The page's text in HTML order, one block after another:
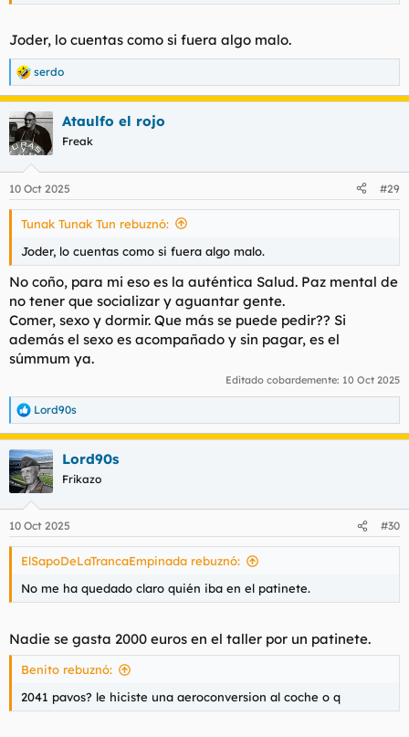
Joder, lo cuentas como si fuera algo malo.
R
e
a
c
c
i
e
s
serdo
Ataulfo el rojo
Freak
10 Oct 2025 #29
Tunak Tunak Tun rebuznó:
Joder, lo cuentas como si fuera algo malo.
No coño, para mi eso es la auténtica Salud. Paz mental de
no tener que socializar y aguantar gente.
Comer, sexo y dormir. Que más se puede pedir?? Si
además el sexo es acompañado y sin pagar, es el
súmmum ya.
Editado cobardemente: 10 Oct 2025
R
e
a
c
c
i
e
s
Lord90s
Lord90s
Frikazo
10 Oct 2025 #30
ElSapoDeLaTrancaEmpinada rebuznó:
No me ha quedado claro quién iba en el patinete.
Nadie se gasta 2000 euros en el taller por un patinete.
Benito rebuznó:
2041 pavos? le hiciste una aeroconversion al coche o q